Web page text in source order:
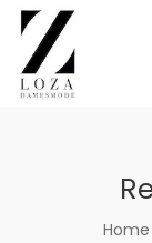
Home